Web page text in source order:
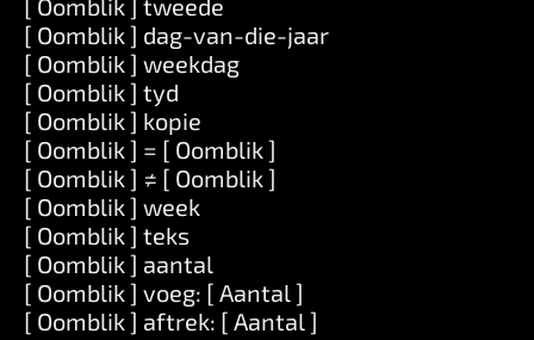
[ Oomblik ] tweede
[ Oomblik ] dag-van-die-jaar
[ Oomblik ] weekdag
[ Oomblik ] tyd
[ Oomblik ] kopie
[ Oomblik ] = [ Oomblik ]
[ Oomblik ] ≠ [ Oomblik ]
[ Oomblik ] week
[ Oomblik ] teks
[ Oomblik ] aantal
[ Oomblik ] voeg: [ Aantal ]
[ Oomblik ] aftrek: [ Aantal ]